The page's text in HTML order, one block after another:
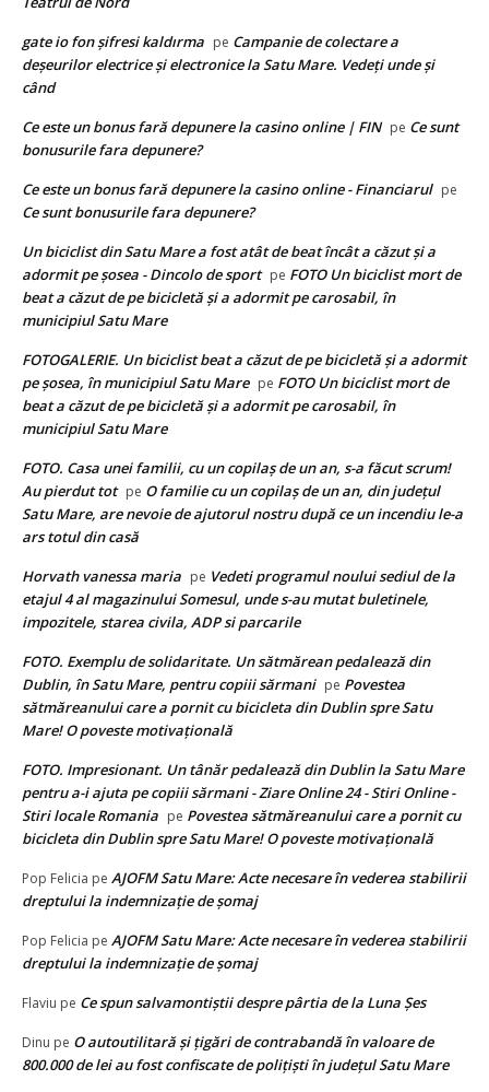
gate io fon şifresi kaldırma pe Campanie de colectare a
deșeurilor electrice și electronice la Satu Mare. Vedeți unde și
când
Ce este un bonus fară depunere la casino online | FIN pe Ce sunt
bonusurile fara depunere?
Ce este un bonus fară depunere la casino online - Financiarul pe
Ce sunt bonusurile fara depunere?
Un biciclist din Satu Mare a fost atât de beat încât a căzut și a
adormit pe șosea - Dincolo de sport pe FOTO Un biciclist mort de
beat a căzut de pe bicicletă și a adormit pe carosabil, în
municipiul Satu Mare
FOTOGALERIE. Un biciclist beat a căzut de pe bicicletă și a adormit
pe șosea, în municipiul Satu Mare pe FOTO Un biciclist mort de
beat a căzut de pe bicicletă și a adormit pe carosabil, în
municipiul Satu Mare
FOTO. Casa unei familii, cu un copilaș de un an, s-a făcut scrum!
Au pierdut tot pe O familie cu un copilaș de un an, din județul
Satu Mare, are nevoie de ajutorul nostru după ce un incendiu le-a
ars totul din casă
Horvath vanessa maria pe Vedeti programul noului sediul de la
etajul 4 al magazinului Somesul, unde s-au mutat buletinele,
impozitele, starea civila, ADP si parcarile
FOTO. Exemplu de solidaritate. Un sătmărean pedalează din
Dublin, în Satu Mare, pentru copiii sărmani pe Povestea
sătmăreanului care a pornit cu bicicleta din Dublin spre Satu
Mare! O poveste motivațională
FOTO. Impresionant. Un tânăr pedalează din Dublin la Satu Mare
pentru a-i ajuta pe copiii sărmani - Ziare Online 24 - Stiri Online -
Stiri locale Romania pe Povestea sătmăreanului care a pornit cu
bicicleta din Dublin spre Satu Mare! O poveste motivațională
Pop Felicia pe AJOFM Satu Mare: Acte necesare în vederea stabilirii
dreptului la indemnizație de șomaj
Pop Felicia pe AJOFM Satu Mare: Acte necesare în vederea stabilirii
dreptului la indemnizație de șomaj
Flaviu pe Ce spun salvamontiștii despre pârtia de la Luna Șes
Dinu pe O autoutilitară și țigări de contrabandă în valoare de
800.000 de lei au fost confiscate de polițiști în județul Satu Mare